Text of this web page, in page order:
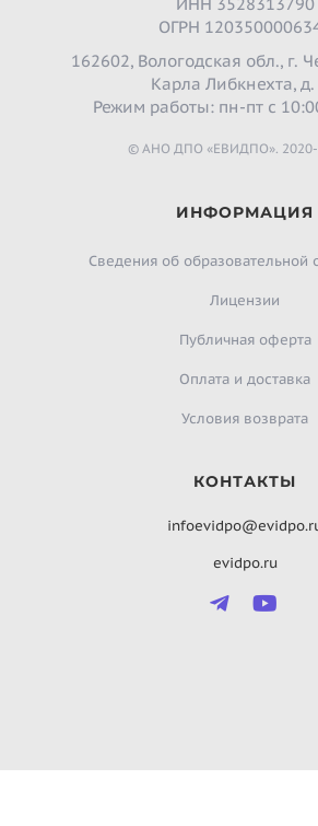
ОГРН
162602, Вологодская обл., г.
Карла Либкнехта,
Режим работы: пн-пт с
© АНО ДПО «ЕВИДПО». 2020-
ИНФОРМАЦИЯ
Сведения об образовательной
Лицензии
Публичная оферта
Оплата и доставка
Условия возврата
КОНТАКТЫ
evidpo.ru